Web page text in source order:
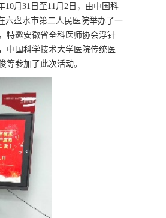
月31日至11月2日，由中国科
六盘水市第二人民医院举办了一
特邀安徽省全科医师协会浮针
中国科学技术大学医院传统医
参加了此次活动。